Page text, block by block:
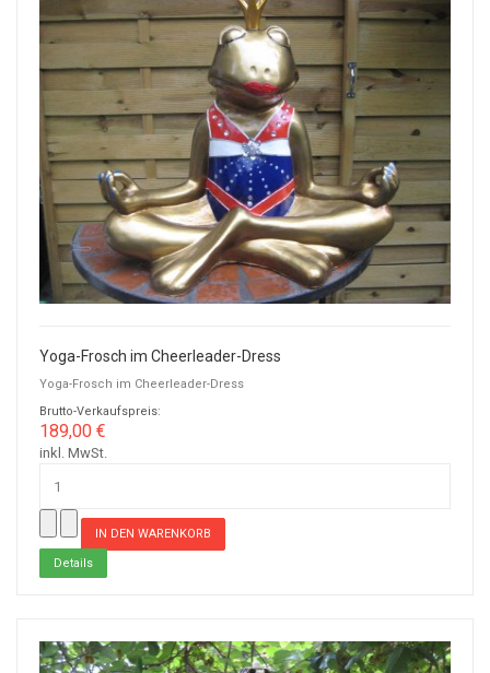
Yoga-Frosch im Cheerleader-Dress
Yoga-Frosch im Cheerleader-Dress
Brutto-Verkaufspreis:
189,00 €
inkl. MwSt.
Details